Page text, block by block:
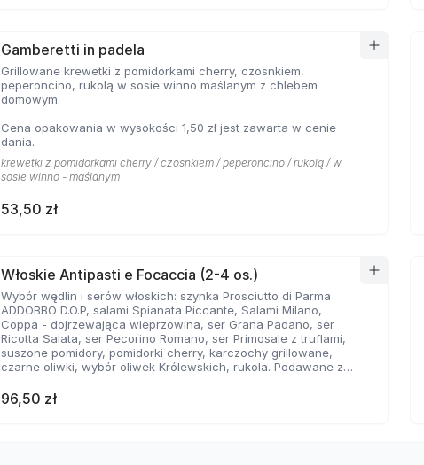
Gamberetti in padela
Grillowane krewetki z pomidorkami cherry, czosnkiem,
peperoncino, rukolą w sosie winno maślanym z chlebem
domowym.
Cena opakowania w wysokości 1,50 zł jest zawarta w cenie
dania.
krewetki z pomidorkami cherry / czosnkiem / peperoncino / rukolą / w
sosie winno - maślanym
53,50 zł
Włoskie Antipasti e Focaccia (2-4 os.)
Wybór wędlin i serów włoskich: szynka Prosciutto di Parma
ADDOBBO D.O.P, salami Spianata Piccante, Salami Milano,
Coppa - dojrzewająca wieprzowina, ser Grana Padano, ser
Ricotta Salata, ser Pecorino Romano, ser Primosale z truflami,
suszone pomidory, pomidorki cherry, karczochy grillowane,
czarne oliwki, wybór oliwek Królewskich, rukola. Podawane z
Cena opakowania w wysokości 1,50 zł jest zawarta w cenie
96,50 zł